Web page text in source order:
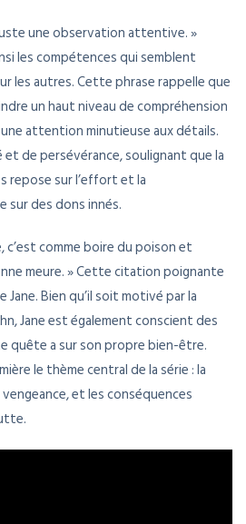
juste une observation attentive. »
les compétences qui semblent
les autres. Cette phrase rappelle que
un haut niveau de compréhension
attention minutieuse aux détails.
et de persévérance, soulignant que la
repose sur l’effort et la
des dons innés.
c’est comme boire du poison et
meure. » Cette citation poignante
Bien qu’il soit motivé par la
Jane est également conscient des
a sur son propre bien-être.
le thème central de la série : la
et les conséquences